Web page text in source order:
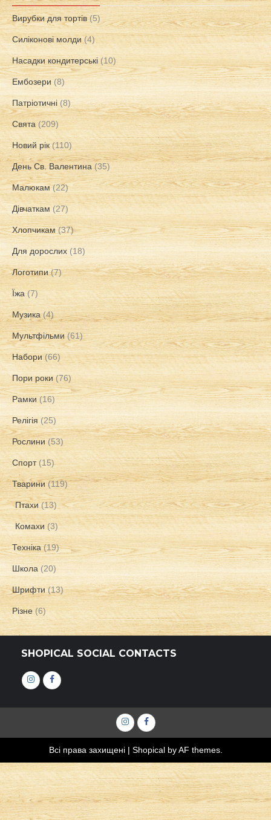
Вирубки для тортів (5)
Силіконові молди (4)
Насадки кондитерські (10)
Ембозери (8)
Патріотичні (8)
Свята (209)
Новий рік (110)
День Св. Валентина (35)
Малюкам (22)
Дівчаткам (27)
Хлопчикам (37)
Для дорослих (18)
Логотипи (7)
Їжа (7)
Музика (4)
Мультфільми (61)
Набори (66)
Пори роки (76)
Рамки (16)
Релігія (25)
Рослини (53)
Спорт (15)
Тварини (119)
Птахи (13)
Комахи (3)
Техніка (19)
Школа (20)
Шрифти (13)
Різне (6)
SHOPICAL SOCIAL CONTACTS
ІнстаграмФейсбук
ІнстаграмФейсбук
Всі права захищені | Shopicalby AF themes.